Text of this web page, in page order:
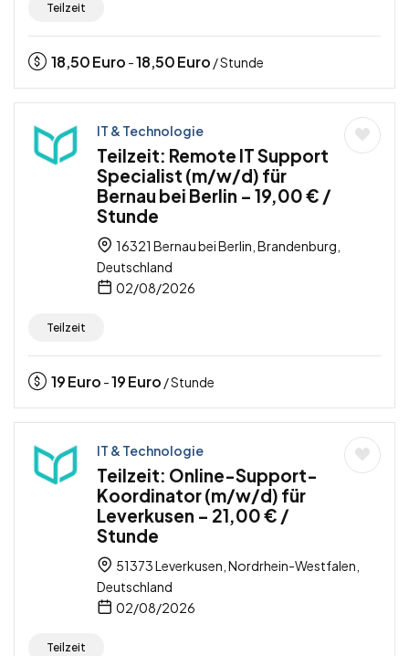
Teilzeit
18,50Euro -18,50Euro / Stunde
IT & Technologie
Teilzeit: Remote IT Support
Specialist (m/w/d) für
Bernau bei Berlin – 19,00 € /
Stunde
16321 Bernau bei Berlin, Brandenburg,
Deutschland
02/08/2026
Teilzeit
19Euro -19Euro / Stunde
IT & Technologie
Teilzeit: Online-Support-
Koordinator (m/w/d) für
Leverkusen – 21,00 € /
Stunde
51373 Leverkusen, Nordrhein-Westfalen,
Deutschland
02/08/2026
Teilzeit